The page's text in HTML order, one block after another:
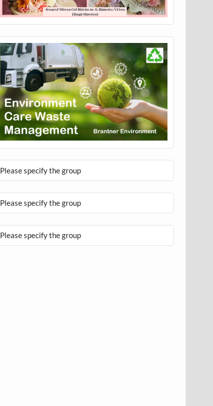
Please specify the group
Please specify the group
Please specify the group